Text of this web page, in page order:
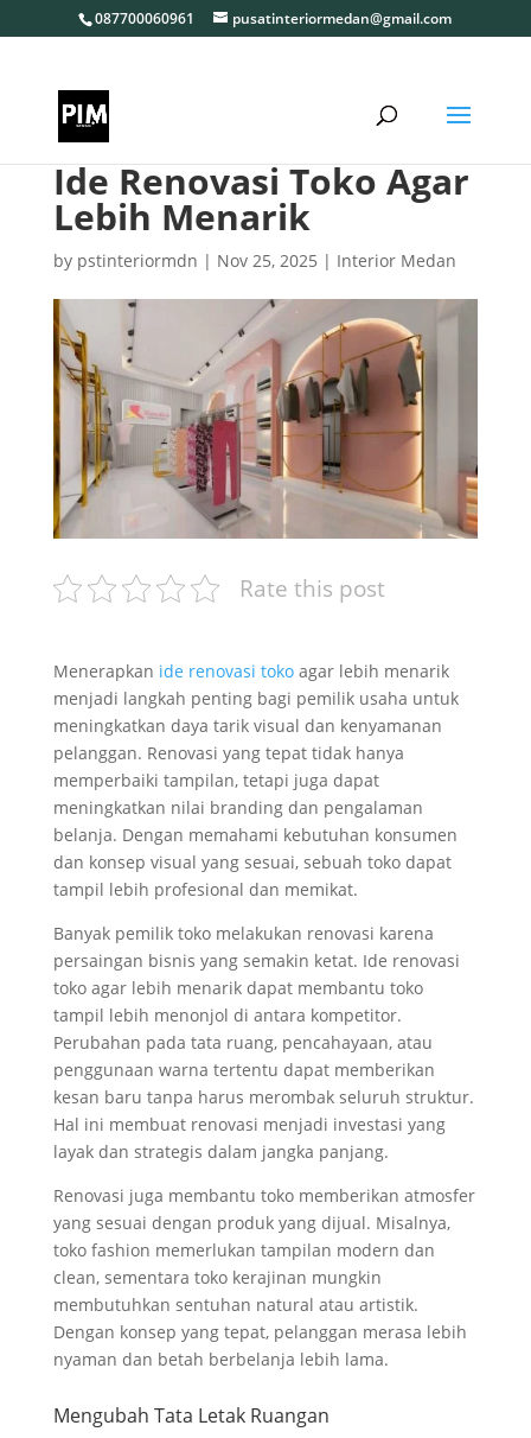
087700060961 pusatinteriormedan@gmail.com
Ide Renovasi Toko Agar
Lebih Menarik
by pstinteriormdn | Nov 25, 2025 | Interior Medan
Rate this post
Menerapkan ide renovasi tokoagar lebih menarik
menjadi langkah penting bagi pemilik usaha untuk
meningkatkan daya tarik visual dan kenyamanan
pelanggan. Renovasi yang tepat tidak hanya
memperbaiki tampilan, tetapi juga dapat
meningkatkan nilai branding dan pengalaman
belanja. Dengan memahami kebutuhan konsumen
dan konsep visual yang sesuai, sebuah toko dapat
tampil lebih profesional dan memikat.
Banyak pemilik toko melakukan renovasi karena
persaingan bisnis yang semakin ketat. Ide renovasi
toko agar lebih menarik dapat membantu toko
tampil lebih menonjol di antara kompetitor.
Perubahan pada tata ruang, pencahayaan, atau
penggunaan warna tertentu dapat memberikan
kesan baru tanpa harus merombak seluruh struktur.
Hal ini membuat renovasi menjadi investasi yang
layak dan strategis dalam jangka panjang.
Renovasi juga membantu toko memberikan atmosfer
yang sesuai dengan produk yang dijual. Misalnya,
toko fashion memerlukan tampilan modern dan
clean, sementara toko kerajinan mungkin
membutuhkan sentuhan natural atau artistik.
Dengan konsep yang tepat, pelanggan merasa lebih
nyaman dan betah berbelanja lebih lama.
Mengubah Tata Letak Ruangan